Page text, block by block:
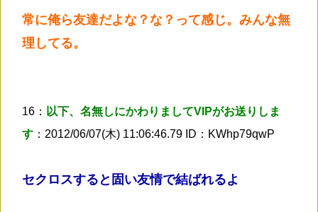
常に俺ら友達だよな？な？って感じ。みんな無
理してる。
16： 以下、名無しにかわりましてVIPがお送りしま
す ：2012/06/07(木) 11:06:46.79 ID：KWhp79qwP
セクロスすると固い友情で結ばれるよ